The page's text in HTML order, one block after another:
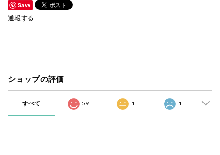
Save
通報する
ショップの評価
すべて 59 1 1